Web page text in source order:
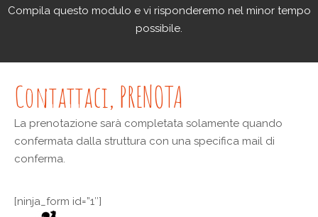
Compila questo modulo e vi risponderemo nel minor tempo
possibile.
Contattaci, PRENOTA
La prenotazione sarà completata solamente quando
confermata dalla struttura con una specifica mail di
conferma.
[ninja_form id=”1″]